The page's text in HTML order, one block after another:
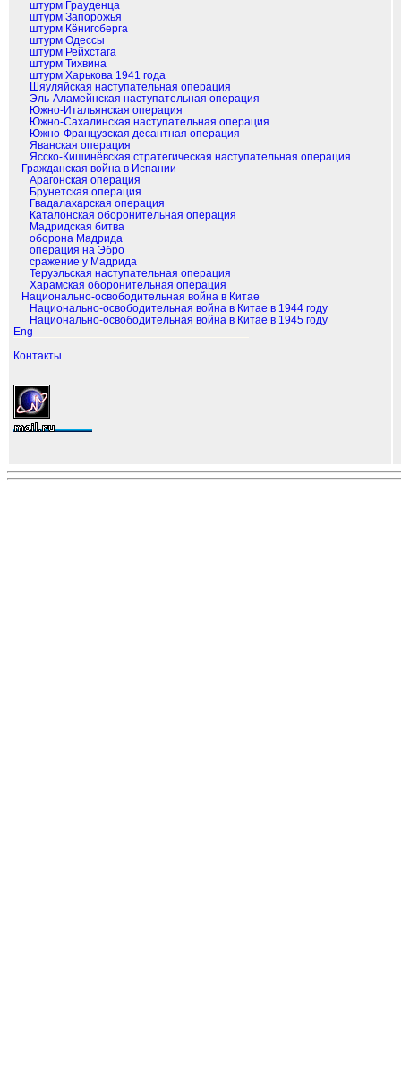
штурм Грауденца
штурм Запорожья
штурм Кёнигсберга
штурм Одессы
штурм Рейхстага
штурм Тихвина
штурм Харькова 1941 года
Шяуляйская наступательная операция
Эль-Аламейнская наступательная операция
Южно-Итальянская операция
Южно-Сахалинская наступательная операция
Южно-Французская десантная операция
Яванская операция
Ясско-Кишинёвская стратегическая наступательная операция
Гражданская война в Испании
Арагонская операция
Брунетская операция
Гвадалахарская операция
Каталонская оборонительная операция
Мадридская битва
оборона Мадрида
операция на Эбро
сражение у Мадрида
Теруэльская наступательная операция
Харамская оборонительная операция
Национально-освободительная война в Китае
Национально-освободительная война в Китае в 1944 году
Национально-освободительная война в Китае в 1945 году
Eng
Контакты